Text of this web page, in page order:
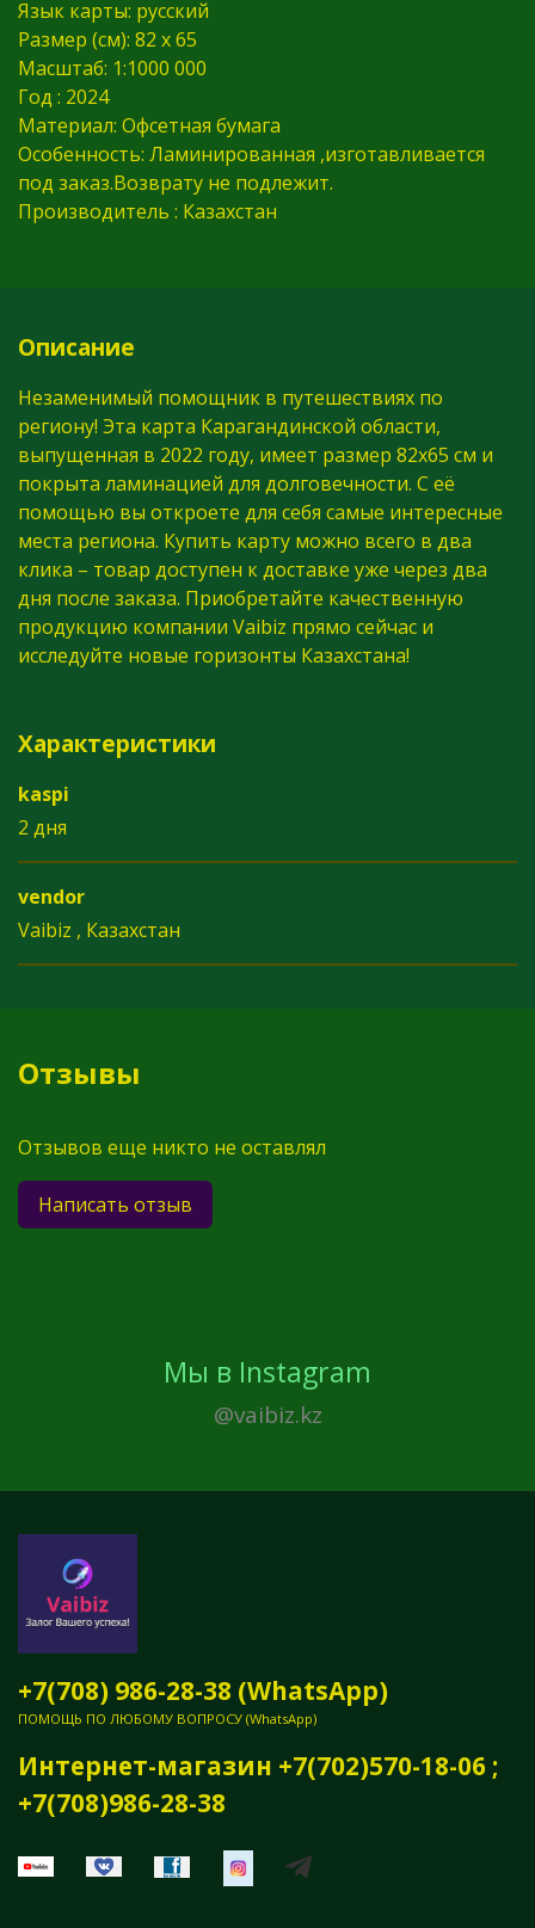
Язык карты: русский
Размер (см): 82 х 65
Масштаб: 1:1000 000
Год : 2024
Материал: Офсетная бумага
Особенность: Ламинированная ,изготавливается
под заказ.Возврату не подлежит.
Производитель : Казахстан
Описание
Незаменимый помощник в путешествиях по
региону! Эта карта Карагандинской области,
выпущенная в 2022 году, имеет размер 82x65 см и
покрыта ламинацией для долговечности. С её
помощью вы откроете для себя самые интересные
места региона. Купить карту можно всего в два
клика – товар доступен к доставке уже через два
дня после заказа. Приобретайте качественную
продукцию компании Vaibiz прямо сейчас и
исследуйте новые горизонты Казахстана!
Характеристики
kaspi
2 дня
vendor
Vaibiz , Казахстан
Отзывы
Отзывов еще никто не оставлял
Написать отзыв
Мы в Instagram
@vaibiz.kz
+7(708) 986-28-38 (WhatsApp)
ПОМОЩЬ ПО ЛЮБОМУ ВОПРОСУ (WhatsApp)
Интернет-магазин +7(702)570-18-06 ;
+7(708)986-28-38